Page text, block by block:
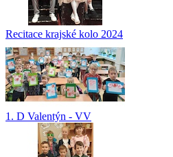
Recitace krajské kolo 2024
1. D Valentýn - VV